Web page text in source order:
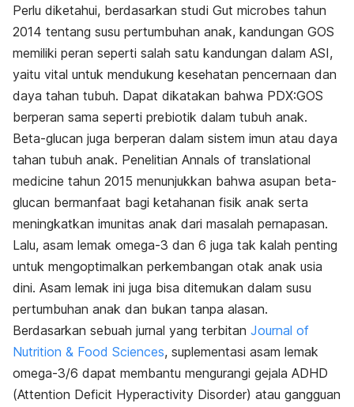
Perlu diketahui, berdasarkan studi Gut microbes tahun
2014 tentang susu pertumbuhan anak, kandungan GOS
memiliki peran seperti salah satu kandungan dalam ASI,
yaitu vital untuk mendukung kesehatan pencernaan dan
daya tahan tubuh. Dapat dikatakan bahwa PDX:GOS
berperan sama seperti prebiotik dalam tubuh anak.
Beta-glucan juga berperan dalam sistem imun atau daya
tahan tubuh anak. Penelitian Annals of translational
medicine tahun 2015 menunjukkan bahwa asupan beta-
glucan bermanfaat bagi ketahanan fisik anak serta
meningkatkan imunitas anak dari masalah pernapasan.
Lalu, asam lemak omega-3 dan 6 juga tak kalah penting
untuk mengoptimalkan perkembangan otak anak usia
dini. Asam lemak ini juga bisa ditemukan dalam susu
pertumbuhan anak dan bukan tanpa alasan.
Berdasarkan sebuah jurnal yang terbitan Journal of
Nutrition & Food Sciences, suplementasi asam lemak
omega-3/6 dapat membantu mengurangi gejala ADHD
(Attention Deficit Hyperactivity Disorder) atau gangguan